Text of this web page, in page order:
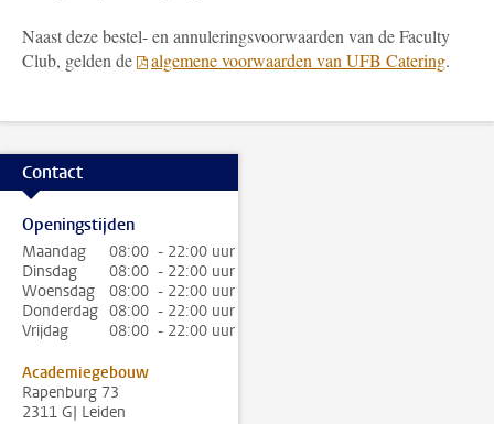
Naast deze bestel- en annuleringsvoorwaarden van de Faculty
Club, gelden de
algemene voorwaarden van UFB Catering.
Contact
Openingstijden
Maandag
08:00 - 22:00 uur
Dinsdag
08:00 - 22:00 uur
Woensdag
08:00 - 22:00 uur
Donderdag 08:00 - 22:00 uur
Vrijdag
08:00 - 22:00 uur
Academiegebouw
Rapenburg 73
2311 GJ Leiden